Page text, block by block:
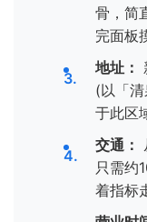
骨，简
完面板
地址：
(以「
于此区
交通：
只需约
着指标